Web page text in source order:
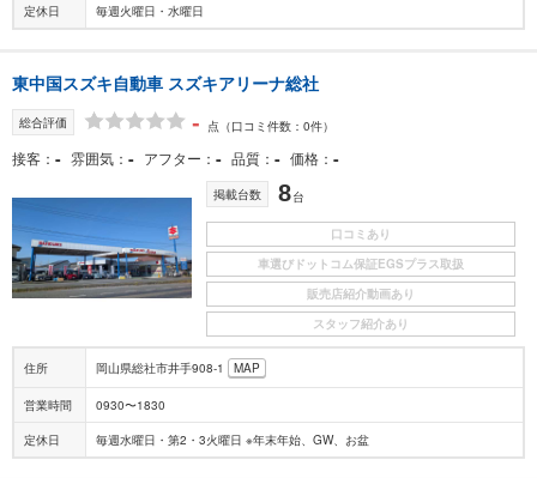
定休日 毎週火曜日・水曜日
東中国スズキ自動車 スズキアリーナ総社
総合評価 - 点 （口コミ件数：0件）
接客 - 雰囲気 - アフター - 品質 - 価格 -
掲載台数 8台
口コミあり
車選びドットコム保証EGSプラス取扱
販売店紹介動画あり
スタッフ紹介あり
住所 岡山県総社市井手908-1 MAP
営業時間 0930〜1830
定休日 毎週水曜日・第2・3火曜日 ※年末年始、GW、お盆